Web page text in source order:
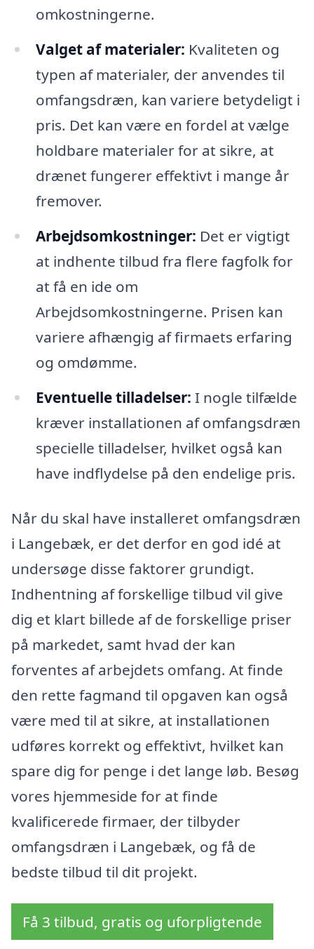
omkostningerne.
Valget af materialer: Kvaliteten og
typen af materialer, der anvendes til
omfangsdræn, kan variere betydeligt i
pris. Det kan være en fordel at vælge
holdbare materialer for at sikre, at
drænet fungerer effektivt i mange år
fremover.
Arbejdsomkostninger: Det er vigtigt
at indhente tilbud fra flere fagfolk for
at få en ide om
Arbejdsomkostningerne. Prisen kan
variere afhængig af firmaets erfaring
og omdømme.
Eventuelle tilladelser: I nogle tilfælde
kræver installationen af omfangsdræn
specielle tilladelser, hvilket også kan
have indflydelse på den endelige pris.
Når du skal have installeret omfangsdræn
i Langebæk, er det derfor en god idé at
undersøge disse faktorer grundigt.
Indhentning af forskellige tilbud vil give
dig et klart billede af de forskellige priser
på markedet, samt hvad der kan
forventes af arbejdets omfang. At finde
den rette fagmand til opgaven kan også
være med til at sikre, at installationen
udføres korrekt og effektivt, hvilket kan
spare dig for penge i det lange løb. Besøg
vores hjemmeside for at finde
kvalificerede firmaer, der tilbyder
omfangsdræn i Langebæk, og få de
bedste tilbud til dit projekt.
Få 3 tilbud, gratis og uforpligtende